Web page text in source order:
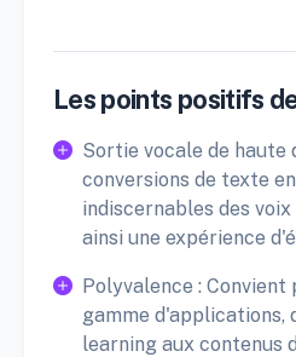
Les points positifs
Sortie vocale de haute
conversions de texte
indiscernables des
ainsi une expérience
Polyvalence : Convient
gamme d'applications,
learning aux contenus